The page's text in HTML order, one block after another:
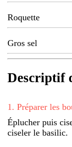
Roquette
Gros sel
Descriptif
1 . Préparer les
Éplucher puis
ciseler le basilic.